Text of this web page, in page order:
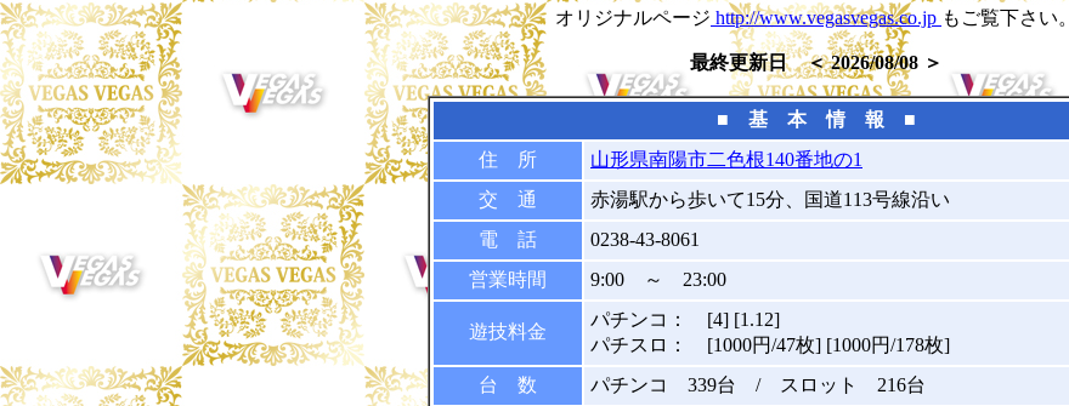
オリジナルページ http://www.vegasvegas.co.jp もご覧下さい。
最終更新日 ＜ 2026/08/08 ＞
■ 基 本 情 報 ■
住 所
山形県南陽市二色根140番地の1
交 通
赤湯駅から歩いて15分、国道113号線沿い
電 話
0238-43-8061
営業時間
9:00 ～ 23:00
遊技料金
パチンコ： [4] [1.12]
パチスロ： [1000円/47枚] [1000円/178枚]
台 数
パチンコ 339台 / スロット 216台